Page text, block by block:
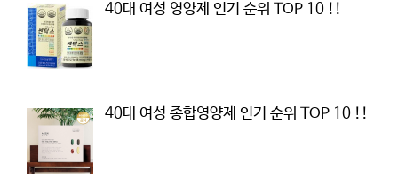
40대 여성 영양제 인기 순위 TOP 10 !!
40대 여성 종합영양제 인기 순위 TOP 10 !!